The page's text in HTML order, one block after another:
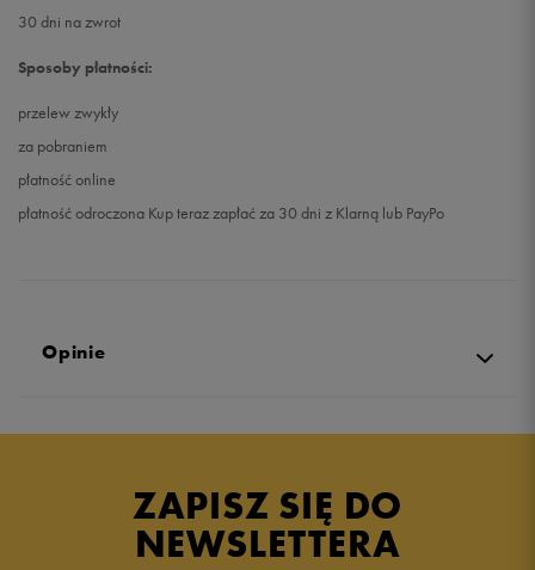
30 dni na zwrot
Sposoby płatności:
przelew zwykły
za pobraniem
płatność online
płatność odroczona Kup teraz zapłać za 30 dni z Klarną lub PayPo
Opinie
ZAPISZ SIĘ DO
NEWSLETTERA